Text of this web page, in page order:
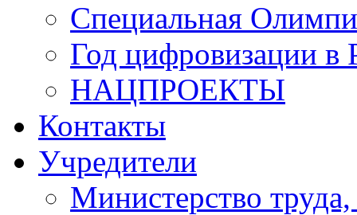
Специальная
Год цифровизации в
НАЦПРОЕКТЫ
Контакты
Учредители
Министерство